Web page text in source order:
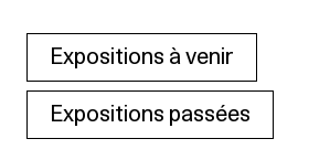
Expositions à venir
Expositions passées